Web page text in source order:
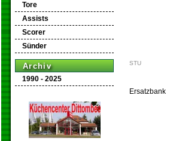
Tore
Assists
Scorer
Sünder
Archiv
1990 - 2025
STU
Ersatzbank